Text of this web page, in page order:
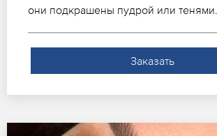
они подкрашены пудрой или тенями.
Заказать